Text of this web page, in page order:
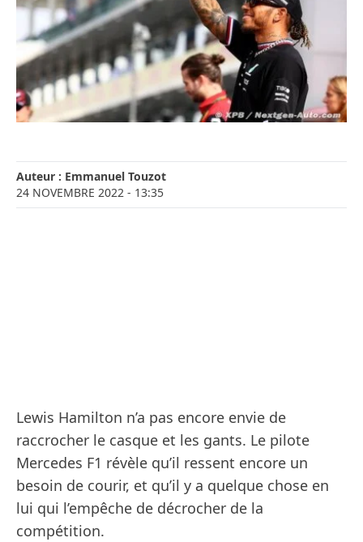
Auteur : Emmanuel Touzot
24 NOVEMBRE 2022 - 13:35
Lewis Hamilton n’a pas encore envie de
raccrocher le casque et les gants. Le pilote
Mercedes F1 révèle qu’il ressent encore un
besoin de courir, et qu’il y a quelque chose en
lui qui l’empêche de décrocher de la
compétition.